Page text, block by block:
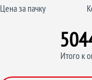
Цена за пачку
Итого к